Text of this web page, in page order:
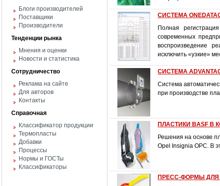
Блоги производителей
Поставщики
Производители
Тенденции рынка
Мнения и оценки
Новости и статистика
Сотрудничество
Реклама на сайте
Для авторов
Контакты
Справочная
Классификатор продукции
Термопласты
Добавки
Процессы
Нормы и ГОСТы
Классификаторы
СИСТЕМА
Полная
современных
воспроизведение
исключить «узкие»
СИСТЕМА
Система
при производстве
ПЛАСТИКИ BASF В
Решения на основе
Opel Insignia OPC. В
ПРЕСС-ФОРМЫ ДЛЯ